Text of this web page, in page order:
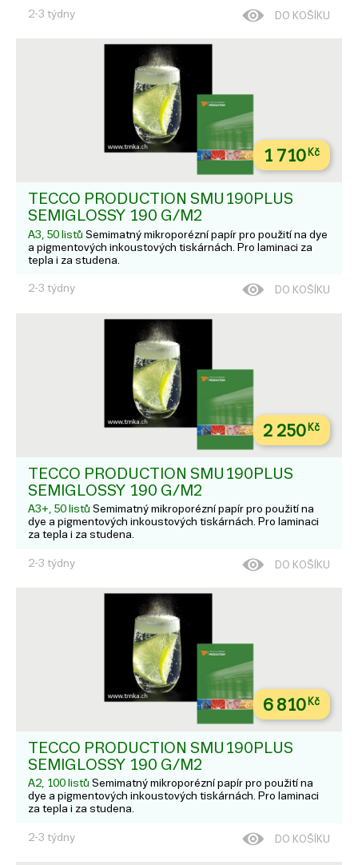
2-3 týdny DO KOŠÍKU
1 710Kč
TECCO PRODUCTION SMU190PLUS
SEMIGLOSSY 190 G/M2
A3, 50 listů Semimatný mikroporézní papír pro použití na dye
a pigmentových inkoustových tiskárnách. Pro laminaci za
tepla i za studena.
2-3 týdny DO KOŠÍKU
2 250Kč
TECCO PRODUCTION SMU190PLUS
SEMIGLOSSY 190 G/M2
A3+, 50 listů Semimatný mikroporézní papír pro použití na
dye a pigmentových inkoustových tiskárnách. Pro laminaci
za tepla i za studena.
2-3 týdny DO KOŠÍKU
6 810Kč
TECCO PRODUCTION SMU190PLUS
SEMIGLOSSY 190 G/M2
A2, 100 listů Semimatný mikroporézní papír pro použití na
dye a pigmentových inkoustových tiskárnách. Pro laminaci
za tepla i za studena.
2-3 týdny DO KOŠÍKU